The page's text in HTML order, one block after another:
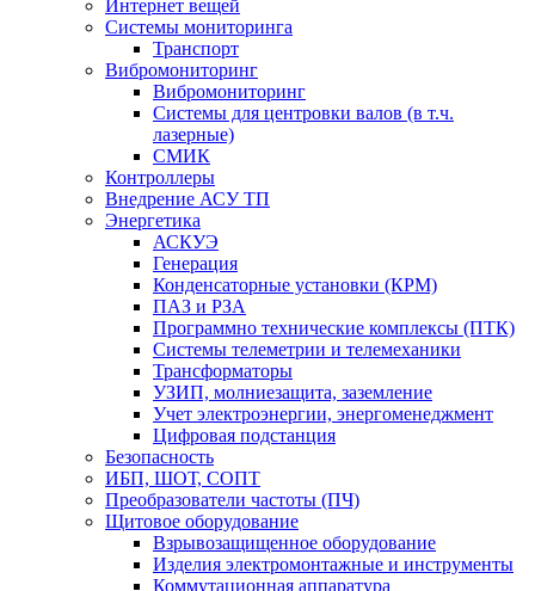
Интернет вещей
Системы мониторинга
Транспорт
Вибромониторинг
Вибромониторинг
Системы для центровки валов (в т.ч.
лазерные)
СМИК
Контроллеры
Внедрение АСУ ТП
Энергетика
АСКУЭ
Генерация
Конденсаторные установки (КРМ)
ПАЗ и РЗА
Программно технические комплексы (ПТК)
Системы телеметрии и телемеханики
Трансформаторы
УЗИП, молниезащита, заземление
Учет электроэнергии, энергоменеджмент
Цифровая подстанция
Безопасность
ИБП, ШОТ, СОПТ
Преобразователи частоты (ПЧ)
Щитовое оборудование
Взрывозащищенное оборудование
Изделия электромонтажные и инструменты
Коммутационная аппаратура